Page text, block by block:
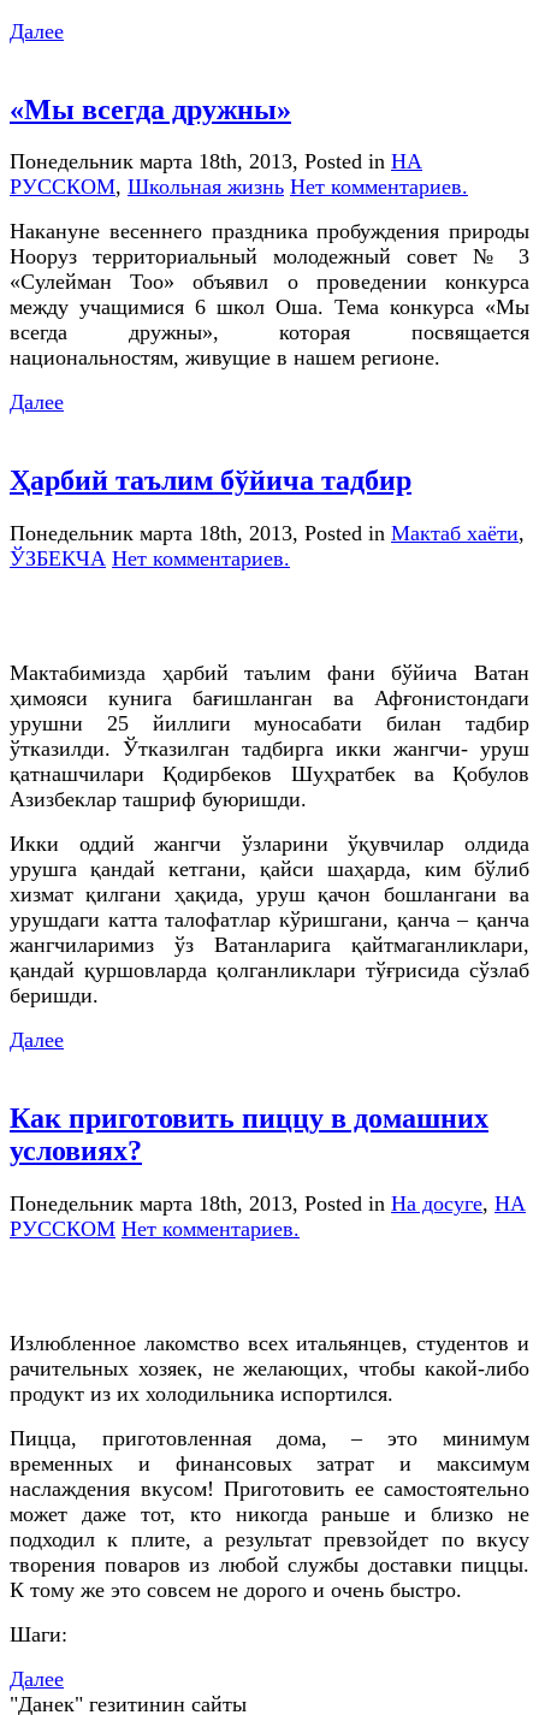
Далее
«Мы всегда дружны»
Понедельник марта 18th, 2013, Posted in НА
РУССКОМ, Школьная жизнь Нет комментариев.
Накануне весеннего праздника пробуждения природы
Нооруз территориальный молодежный совет № 3
«Сулейман Тоо» объявил о проведении конкурса
между учащимися 6 школ Оша. Тема конкурса «Мы
всегда дружны», которая посвящается
национальностям, живущие в нашем регионе.
Далее
Ҳарбий таълим бўйича тадбир
Понедельник марта 18th, 2013, Posted in Мактаб хаёти,
ЎЗБЕКЧА Нет комментариев.
Мактабимизда ҳарбий таълим фани бўйича Ватан
ҳимояси кунига бағишланган ва Афғонистондаги
урушни 25 йиллиги муносабати билан тадбир
ўтказилди. Ўтказилган тадбирга икки жангчи- уруш
қатнашчилари Қодирбеков Шуҳратбек ва Қобулов
Азизбеклар ташриф буюришди.
Икки оддий жангчи ўзларини ўқувчилар олдида
урушга қандай кетгани, қайси шаҳарда, ким бўлиб
хизмат қилгани ҳақида, уруш қачон бошлангани ва
урушдаги катта талофатлар кўришгани, қанча – қанча
жангчиларимиз ўз Ватанларига қайтмаганликлари,
қандай қуршовларда қолганликлари тўғрисида сўзлаб
беришди.
Далее
Как приготовить пиццу в домашних
условиях?
Понедельник марта 18th, 2013, Posted in На досуге, НА
РУССКОМ Нет комментариев.
Излюбленное лакомство всех итальянцев, студентов и
рачительных хозяек, не желающих, чтобы какой-либо
продукт из их холодильника испортился.
Пицца, приготовленная дома, – это минимум
временных и финансовых затрат и максимум
наслаждения вкусом! Приготовить ее самостоятельно
может даже тот, кто никогда раньше и близко не
подходил к плите, а результат превзойдет по вкусу
творения поваров из любой службы доставки пиццы.
К тому же это совсем не дорого и очень быстро.
Шаги:
Далее
"Данек" гезитинин сайты